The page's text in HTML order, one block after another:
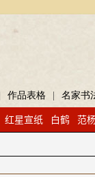
作品表格 名家书
红星宣纸 白鹤 范